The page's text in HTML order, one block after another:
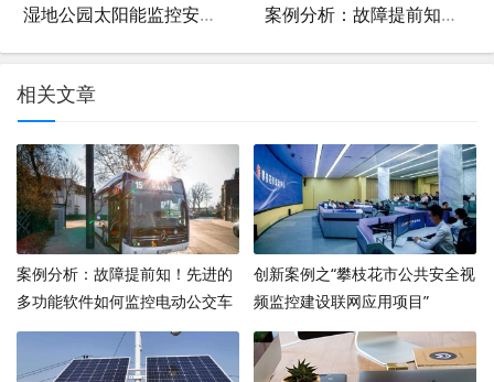
湿地公园太阳能监控安装案例 案例分析：故障提前知！先进的多功能软件如何监控电动公交车队充电站
相关文章
案例分析：故障提前知！先进的
多功能软件如何监控电动公交车
队充电站
创新案例之“攀枝花市公共安全视
频监控建设联网应用项目”